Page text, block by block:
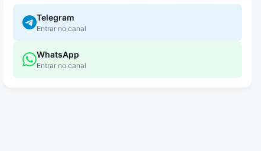
Telegram
Entrar no canal
WhatsApp
Entrar no canal